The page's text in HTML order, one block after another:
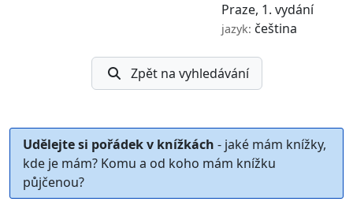
Praze, 1. vydání
jazyk: čeština
Zpět na vyhledávání
Udělejte si pořádek v knížkách - jaké mám knížky,
kde je mám? Komu a od koho mám knížku
půjčenou?